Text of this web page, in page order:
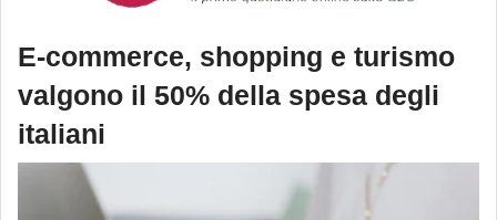
E-commerce, shopping e turismo
valgono il 50% della spesa degli
italiani